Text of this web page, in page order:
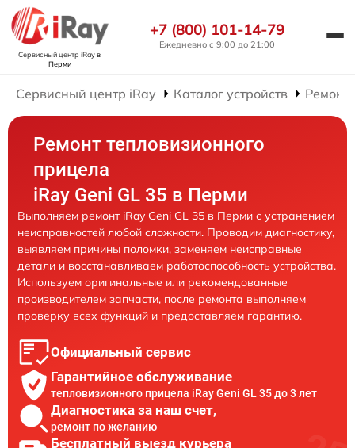
Сервисный центр iRayв
Перми
+7 (800) 101-14-79
Ежедневно с 9:00 до 21:00
Сервисный центр iRay Каталог устройств Ремонт
Ремонт тепловизионного
прицела
iRay Geni GL 35 в Перми
Выполняем ремонт iRay Geni GL 35 в Перми с устранением
неисправностей любой сложности. Проводим диагностику,
выявляем причины поломки, заменяем неисправные
детали и восстанавливаем работоспособность устройства.
Используем оригинальные или рекомендованные
производителем запчасти, после ремонта выполняем
проверку всех функций и предоставляем гарантию.
Официальный сервис
Гарантийное обслуживание
тепловизионного прицела iRay Geni GL 35 до 3 лет
Диагностика за наш счет,
ремонт по желанию
Бесплатный выезд курьера